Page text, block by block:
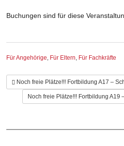
Buchungen sind für diese
Kategorie
Für Angehörige, Für Eltern, Für Fachkräfte
Noch freie Plätze!!! Fortbildung A17 –
Noch freie Plätze!!! Fortbildung A19